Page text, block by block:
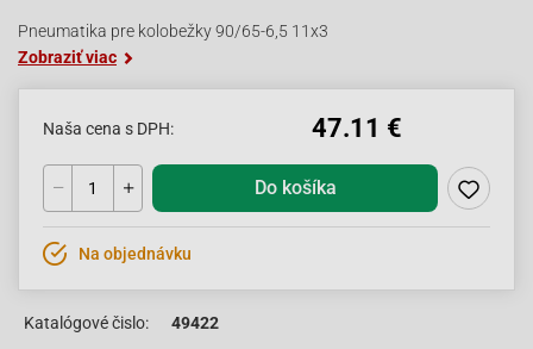
Pneumatika pre kolobežky 90/65-6,5 11x3
Zobraziť viac
Naša cena s DPH: 47.11 €
Do košíka
Na objednávku
Katalógové čislo: 49422